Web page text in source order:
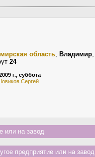
область, Владимир,
24
г., суббота
Сергей
или на завод
предприятие или на завод